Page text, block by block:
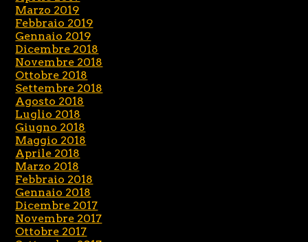
Marzo 2019
Febbraio 2019
Gennaio 2019
Dicembre 2018
Novembre 2018
Ottobre 2018
Settembre 2018
Agosto 2018
Luglio 2018
Giugno 2018
Maggio 2018
Aprile 2018
Marzo 2018
Febbraio 2018
Gennaio 2018
Dicembre 2017
Novembre 2017
Ottobre 2017